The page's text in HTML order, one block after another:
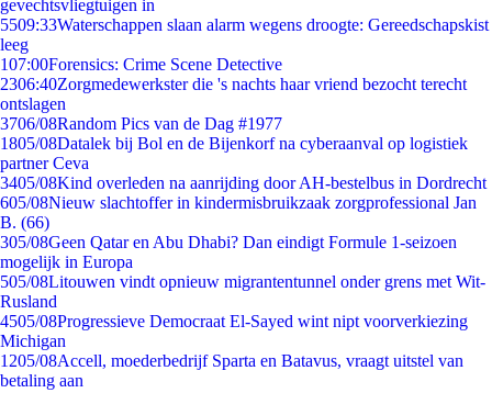
gevechtsvliegtuigen in
5509:33Waterschappen slaan alarm wegens droogte: Gereedschapskist
leeg
107:00Forensics: Crime Scene Detective
2306:40Zorgmedewerkster die 's nachts haar vriend bezocht terecht
ontslagen
3706/08Random Pics van de Dag #1977
1805/08Datalek bij Bol en de Bijenkorf na cyberaanval op logistiek
partner Ceva
3405/08Kind overleden na aanrijding door AH-bestelbus in Dordrecht
605/08Nieuw slachtoffer in kindermisbruikzaak zorgprofessional Jan
B. (66)
305/08Geen Qatar en Abu Dhabi? Dan eindigt Formule 1-seizoen
mogelijk in Europa
505/08Litouwen vindt opnieuw migrantentunnel onder grens met Wit-
Rusland
4505/08Progressieve Democraat El-Sayed wint nipt voorverkiezing
Michigan
1205/08Accell, moederbedrijf Sparta en Batavus, vraagt uitstel van
betaling aan